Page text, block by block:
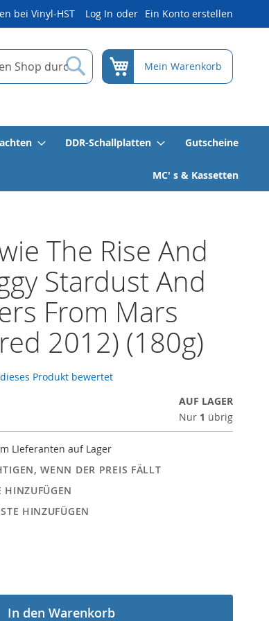
bei Vinyl-HST Log In Ein Konto erstellen
Suche
Mein Warenkorb
DDR-Schallplatten Gutscheine
MC' s & Kassetten
The Rise And
Stardust And
From Mars
2012) (180g)
Produkt bewertet
AUF LAGER
Nur 1 übrig
LIeferanten auf Lager
WENN DER PREIS FÄLLT
HINZUFÜGEN
HINZUFÜGEN
In den Warenkorb